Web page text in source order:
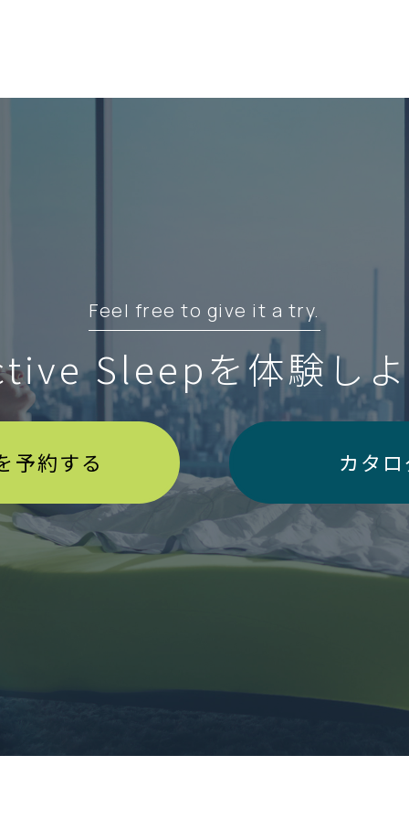
Feel free to give it a try.
Sleepを体験し
予約する カタ